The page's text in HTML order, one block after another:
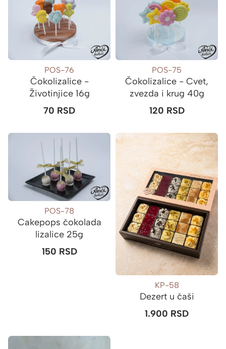
POS-76
Čokolizalice -
Životinjice 16g
70 RSD
POS-75
Čokolizalice - Cvet,
zvezda i krug 40g
120 RSD
POS-78
Cakepops čokolada
lizalice 25g
150 RSD
KP-58
Dezert u čaši
1.900 RSD